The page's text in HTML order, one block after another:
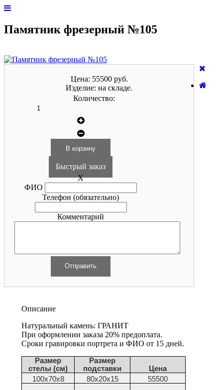
Памятник фрезерный №105
Цена: 55500 руб.
Изделие: на складе.
Количество:
Быстрый заказ
X
ФИО
Телефон (обязательно)
Комментарий
Описание
Натуральный камень: ГРАНИТ
При оформлении заказа 20% предоплата.
Сроки гравировки портрета и ФИО от 15 дней.
Размер
стелы (см)
Размер
подставки
Цена
100х70х8
80х20х15 55500